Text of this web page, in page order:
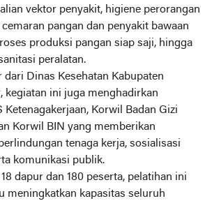
vektor penyakit, higiene perorangan
pangan dan penyakit bawaan
produksi pangan siap saji, hingga
peralatan.
dari Dinas Kesehatan Kabupaten
kegiatan ini juga menghadirkan
Ketenagakerjaan, Korwil Badan Gizi
Korwil BIN yang memberikan
tenaga kerja, sosialisasi
komunikasi publik.
dapur dan 180 peserta, pelatihan ini
meningkatkan kapasitas seluruh